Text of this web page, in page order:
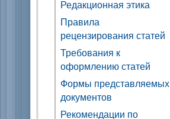
Редакционная этика
Правила
рецензирования статей
Требования к
оформлению статей
Формы представляемых
документов
Рекомендации по